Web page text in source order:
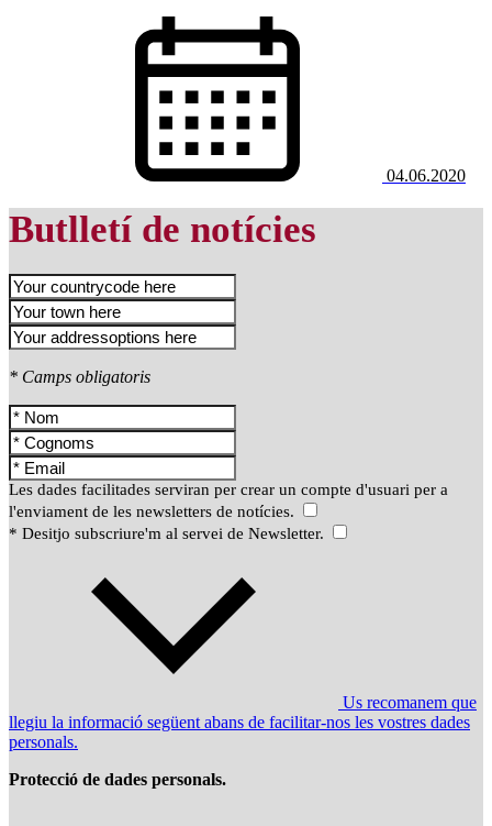
04.06.2020
Butlletí de notícies
* Camps obligatoris
Les dades facilitades serviran per crear un compte d'usuari per a
l'enviament de les newsletters de notícies.
* Desitjo subscriure'm al servei de Newsletter.
Us recomanem que
llegiu la informació següent abans de facilitar-nos les vostres dades
personals.
Protecció de dades personals.